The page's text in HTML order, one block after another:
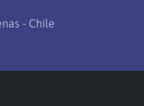
- Chile